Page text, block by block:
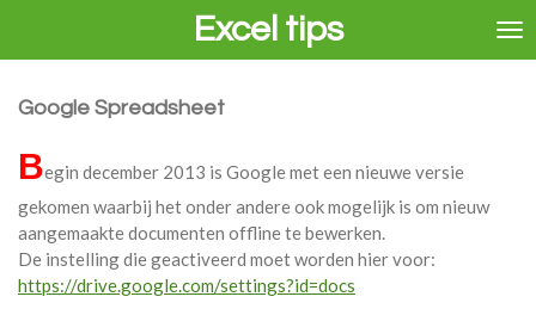
de
Excel tips
Google Spreadsheet
Begin december 2013 is Google met een nieuwe versie
gekomen waarbij het onder andere ook mogelijk is om nieuw
aangemaakte documenten offline te bewerken.
De instelling die geactiveerd moet worden hier voor:
https://drive.google.com/settings?id=docs